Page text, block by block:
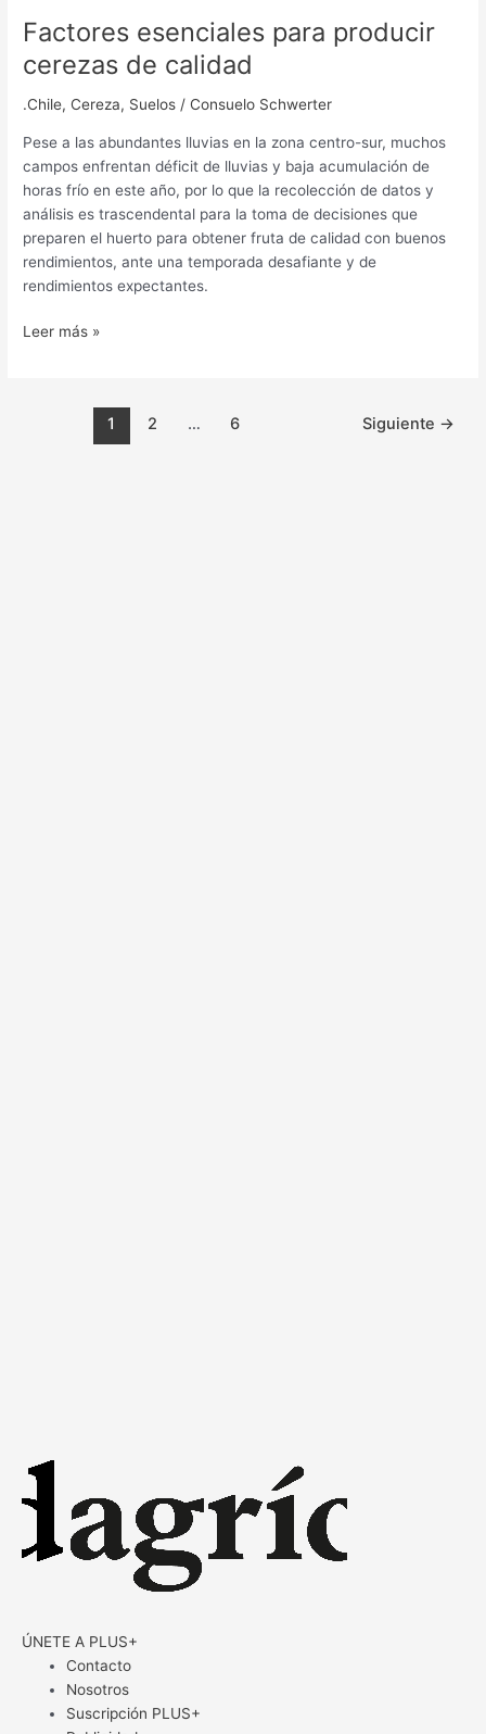
Factores esenciales para producir
cerezas de calidad
.Chile, Cereza, Suelos / Consuelo Schwerter
Pese a las abundantes lluvias en la zona centro-sur, muchos
campos enfrentan déficit de lluvias y baja acumulación de
horas frío en este año, por lo que la recolección de datos y
análisis es trascendental para la toma de decisiones que
preparen el huerto para obtener fruta de calidad con buenos
rendimientos, ante una temporada desafiante y de
rendimientos expectantes.
Leer más »
1 2 … 6 Siguiente →
ÚNETE A PLUS+
Contacto
Nosotros
Suscripción PLUS+